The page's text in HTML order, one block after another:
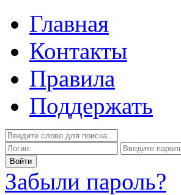
Главная
Контакты
Правила
Поддержать
Забыли пароль?